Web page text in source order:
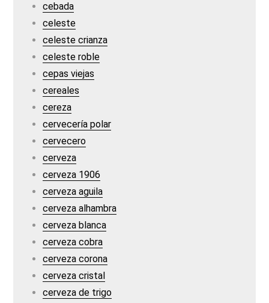
cebada
celeste
celeste crianza
celeste roble
cepas viejas
cereales
cereza
cervecería polar
cervecero
cerveza
cerveza 1906
cerveza aguila
cerveza alhambra
cerveza blanca
cerveza cobra
cerveza corona
cerveza cristal
cerveza de trigo